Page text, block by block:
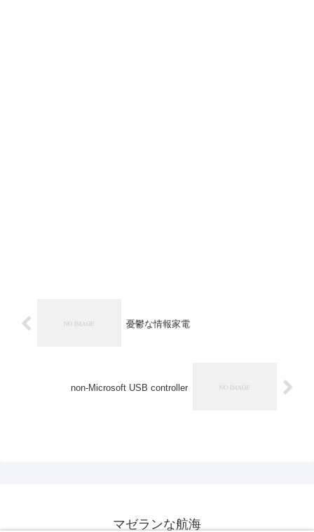
憂鬱な情報家電
non-Microsoft USB controller
マゼランな航海